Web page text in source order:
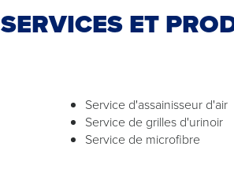
SERVICES ET
Service d'assainisseur d'air
Service de grilles d'urinoir
Service de microfibre